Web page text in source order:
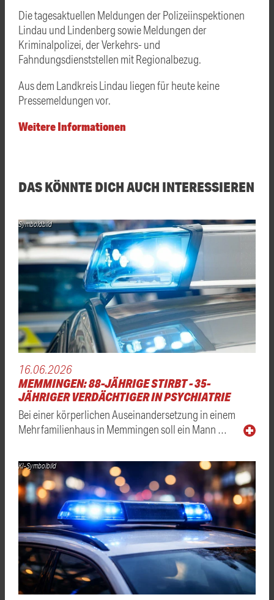
Die tagesaktuellen Meldungen der Polizeiinspektionen
Lindau und Lindenberg sowie Meldungen der
Kriminalpolizei, der Verkehrs- und
Fahndungsdienststellen mit Regionalbezug.
Aus dem Landkreis Lindau liegen für heute keine
Pressemeldungen vor.
Weitere Informationen
DAS KÖNNTE DICH AUCH INTERESSIEREN
Symboldbild
16.06.2026
MEMMINGEN: 88-JÄHRIGE STIRBT - 35-
JÄHRIGER VERDÄCHTIGER IN PSYCHIATRIE
Bei einer körperlichen Auseinandersetzung in einem
Mehrfamilienhaus in Memmingen soll ein Mann …
KI-Symbolbild